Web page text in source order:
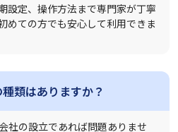
設定、操作方法まで専門家が丁寧
めての方でも安心して利用できま
類はありますか？
社の設立であれば問題ありませ